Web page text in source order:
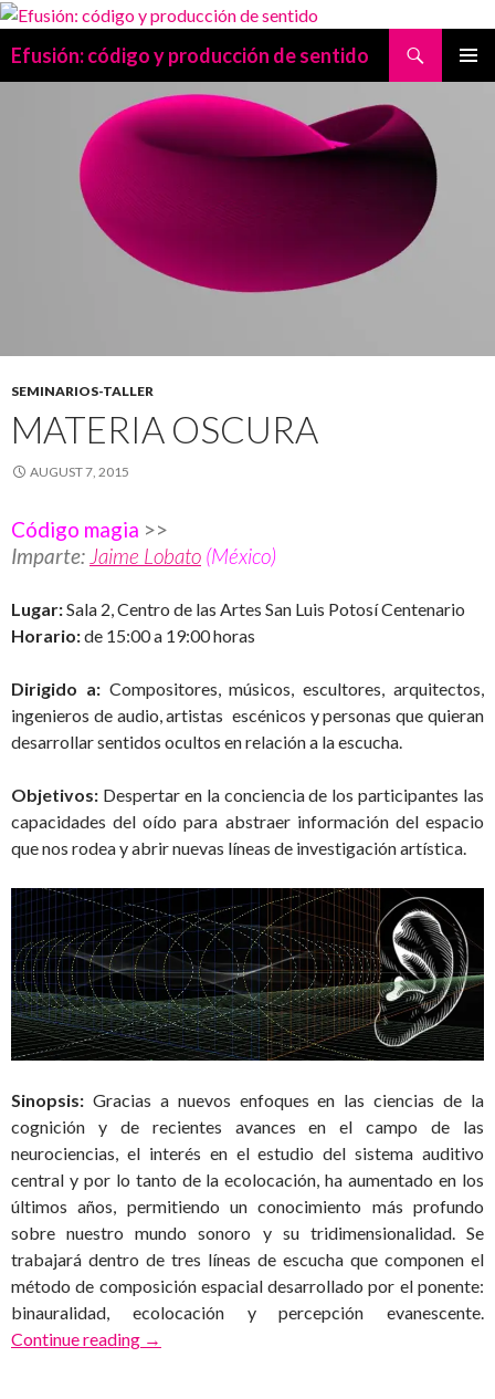
Efusión: código y producción de sentido
SEMINARIOS-TALLER
MATERIA OSCURA
AUGUST 7, 2015
Código magia >>
Imparte: Jaime Lobato (México)
Lugar:Sala 2, Centro de las Artes San Luis Potosí Centenario
Horario:de 15:00 a 19:00 horas
Dirigido a:Compositores, músicos, escultores, arquitectos,
ingenieros de audio, artistas escénicos y personas que quieran
desarrollar sentidos ocultos en relación a la escucha.
Objetivos: Despertar en la conciencia de los participantes las
capacidades del oído para abstraer información del espacio
que nos rodea y abrir nuevas líneas de investigación artística.
Sinopsis: Gracias a nuevos enfoques en las ciencias de la
cognición y de recientes avances en el campo de las
neurociencias, el interés en el estudio del sistema auditivo
central y por lo tanto de la ecolocación, ha aumentado en los
últimos años, permitiendo un conocimiento más profundo
sobre nuestro mundo sonoro y su tridimensionalidad. Se
trabajará dentro de tres líneas de escucha que componen el
método de composición espacial desarrollado por el ponente:
binauralidad, ecolocación y percepción evanescente.
Continue reading
Materia oscura
→